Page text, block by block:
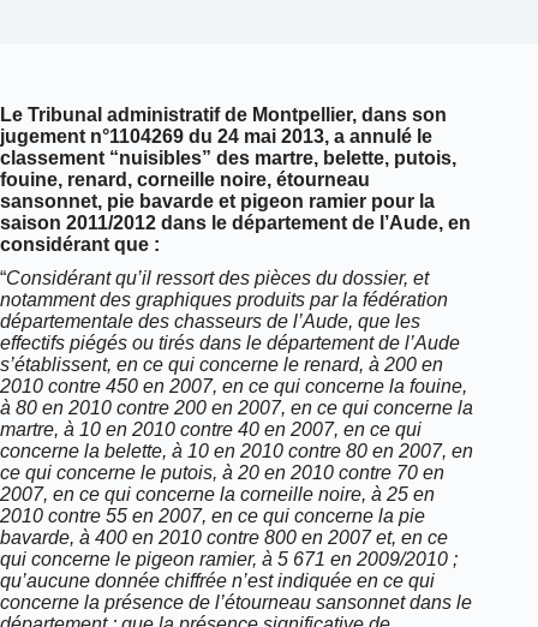
Le Tribunal administratif de Montpellier, dans son
jugement n°1104269 du 24 mai 2013, a annulé le
classement “nuisibles” des martre, belette, putois,
fouine, renard, corneille noire, étourneau
sansonnet, pie bavarde et pigeon ramier pour la
saison 2011/2012 dans le département de l’Aude, en
considérant que :
“Considérant qu’il ressort des pièces du dossier, et
notamment des graphiques produits par la fédération
départementale des chasseurs de l’Aude, que les
effectifs piégés ou tirés dans le département de l’Aude
s’établissent, en ce qui concerne le renard, à 200 en
2010 contre 450 en 2007, en ce qui concerne la fouine,
à 80 en 2010 contre 200 en 2007, en ce qui concerne la
martre, à 10 en 2010 contre 40 en 2007, en ce qui
concerne la belette, à 10 en 2010 contre 80 en 2007, en
ce qui concerne le putois, à 20 en 2010 contre 70 en
2007, en ce qui concerne la corneille noire, à 25 en
2010 contre 55 en 2007, en ce qui concerne la pie
bavarde, à 400 en 2010 contre 800 en 2007 et, en ce
qui concerne le pigeon ramier, à 5 671 en 2009/2010 ;
qu’aucune donnée chiffrée n’est indiquée en ce qui
concerne la présence de l’étourneau sansonnet dans le